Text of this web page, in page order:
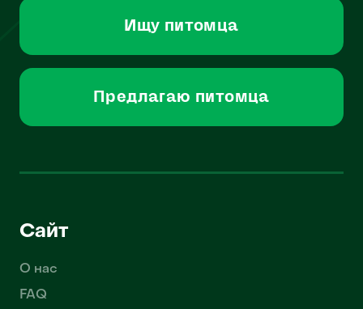
Ищу питомца
Предлагаю питомца
Сайт
О нас
FAQ